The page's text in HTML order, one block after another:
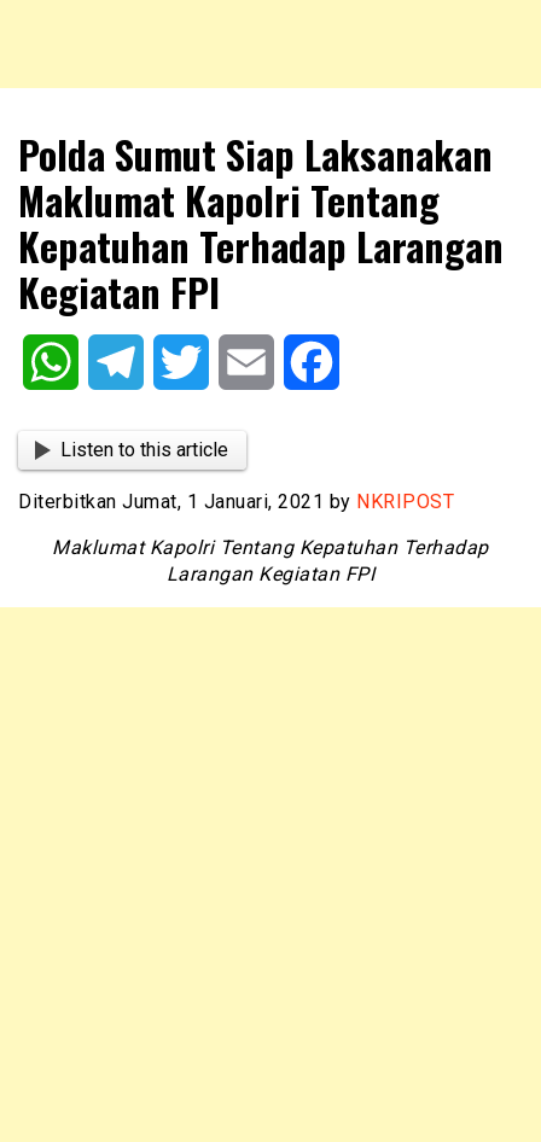
NKRIPOST
Polda Sumut Siap Laksanakan
Maklumat Kapolri Tentang
Kepatuhan Terhadap Larangan
Kegiatan FPI
WhatsAppTelegram Twitter Email
Listen to this article
Diterbitkan Jumat, 1 Januari, 2021 by NKRIPOST
Maklumat Kapolri Tentang Kepatuhan Terhadap
Larangan Kegiatan FPI